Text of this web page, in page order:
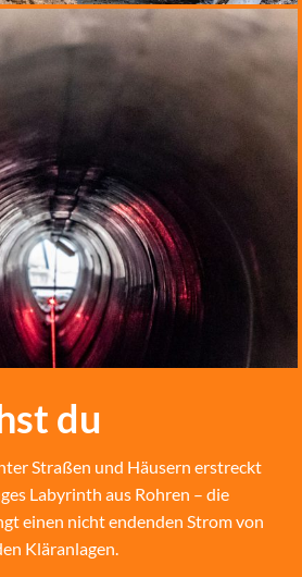
du
Straßen und Häusern erstreckt
Labyrinth aus Rohren – die
einen nicht endenden Strom von
Kläranlagen.